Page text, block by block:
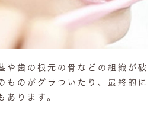
や歯の根元の骨などの組織が破
ものがグラついたり、最終的に
あります。